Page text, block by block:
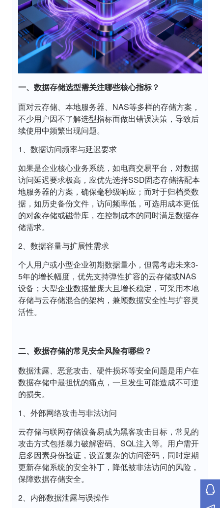
一、数据存储选型需关注哪些核心指标？
面对云存储、本地服务器、NAS等多样的存储方案，
不少用户因不了解选型指标而做出错误决策，导致后
续使用中频繁出现问题。
1、数据访问频率与延迟要求
如果是企业核心业务系统，如电商交易平台，对数据
访问延迟要求极高，应优先选择SSD固态存储搭配本
地服务器的方案，确保毫秒级响应；而对于归档类数
据，如历史备份文件，访问频率低，可选用成本更低
的对象存储或磁带库，在控制成本的同时满足数据存
储需求。
2、数据容量与扩展性需求
个人用户或小型企业初期数据量小，但需考虑未来3-
5年的增长幅度，优先支持弹性扩容的云存储或NAS
设备；大型企业数据量庞大且增长稳定，可采用本地
存储与云存储混合的架构，兼顾数据安全性与扩容灵
活性。
二、数据存储的常见安全风险有哪些？
数据泄露、恶意攻击、硬件损坏等安全问题是用户在
数据存储中最担忧的痛点，一旦发生可能造成不可逆
的损失。
1、外部网络攻击与非法访问
云存储与联网存储设备易成为黑客攻击目标，常见的
攻击方式包括暴力破解密码、SQL注入等。用户需开
启多因素身份验证，设置复杂的访问密码，同时定期
更新存储系统的安全补丁，降低被非法访问的风险，
保障数据存储安全。
2、内部数据泄露与误操作